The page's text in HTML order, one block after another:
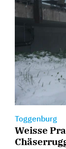
Toggenburg
Weisse